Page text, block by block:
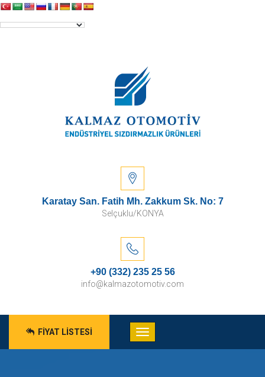
Karatay San. Fatih Mh. Zakkum Sk. No: 7
Selçuklu/KONYA
+90 (332) 235 25 56
info@kalmazotomotiv.com
FIYAT LISTESI